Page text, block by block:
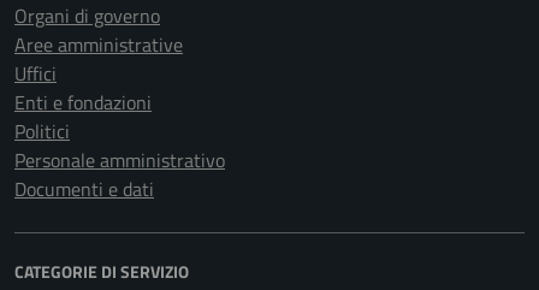
Organi di governo
Aree amministrative
Uffici
Enti e fondazioni
Politici
Personale amministrativo
Documenti e dati
CATEGORIE DI SERVIZIO